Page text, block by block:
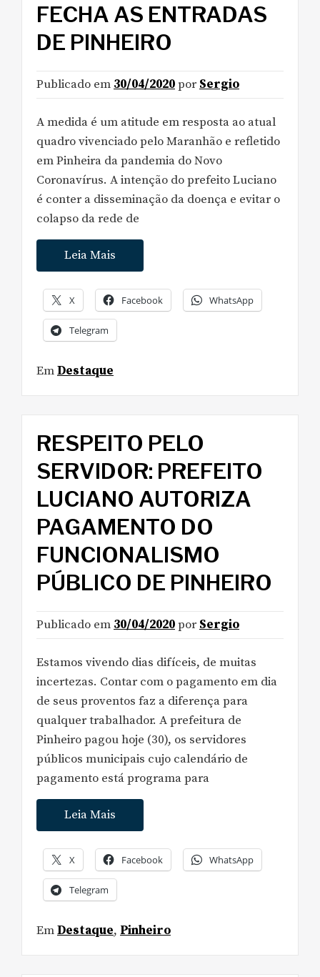
FECHA AS ENTRADAS
DE PINHEIRO
Publicado em 30/04/2020por Sergio
A medida é um atitude em resposta ao atual
quadro vivenciado pelo Maranhão e refletido
em Pinheira da pandemia do Novo
Coronavírus. A intenção do prefeito Luciano
é conter a disseminação da doença e evitar o
colapso da rede de
Leia Mais
X Facebook WhatsApp
Telegram
EmDestaque
RESPEITO PELO
SERVIDOR: PREFEITO
LUCIANO AUTORIZA
PAGAMENTO DO
FUNCIONALISMO
PÚBLICO DE PINHEIRO
Publicado em 30/04/2020por Sergio
Estamos vivendo dias difíceis, de muitas
incertezas. Contar com o pagamento em dia
de seus proventos faz a diferença para
qualquer trabalhador. A prefeitura de
Pinheiro pagou hoje (30), os servidores
públicos municipais cujo calendário de
pagamento está programa para
Leia Mais
X Facebook WhatsApp
Telegram
EmDestaque, Pinheiro